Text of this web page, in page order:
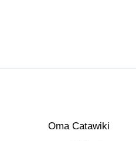
Oma Catawiki